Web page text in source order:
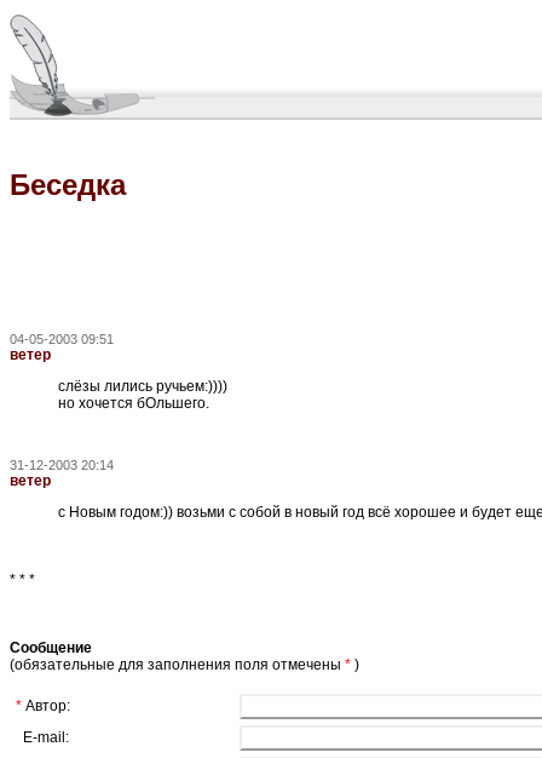
Беседка
04-05-2003 09:51
ветер
слёзы лились ручьем:))))
но хочется бОльшего.
31-12-2003 20:14
ветер
с Новым годом:)) возьми с собой в новый год всё хорошее и будет
* * *
Сообщение
(обязательные для заполнения поля отмечены * )
* Автор:
E-mail: